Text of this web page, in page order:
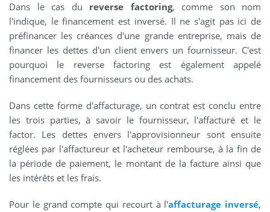
Dans le cas du reverse factoring, comme son nom
l'indique, le financement est inversé. Il ne s'agit pas ici de
préfinancer les créances d'une grande entreprise, mais de
financer les dettes d'un client envers un fournisseur. C'est
pourquoi le reverse factoring est également appelé
financement des fournisseurs ou des achats.
Dans cette forme d'affacturage, un contrat est conclu entre
les trois parties, à savoir le fournisseur, l'affacturé et le
factor. Les dettes envers l'approvisionneur sont ensuite
réglées par l'affactureur et l'acheteur rembourse, à la fin de
la période de paiement, le montant de la facture ainsi que
les intérêts et les frais.
Pour le grand compte qui recourt à l'affacturage inversé,